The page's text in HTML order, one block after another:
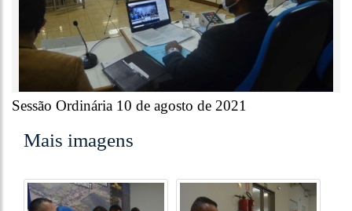
Sessão Ordinária 10 de agosto de 2021
Mais imagens